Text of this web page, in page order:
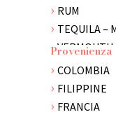
RUM
TEQUILA –
VERMOUTH
VODKA
WHISKY
Provenienza
COLOMBIA
FILIPPINE
FRANCIA